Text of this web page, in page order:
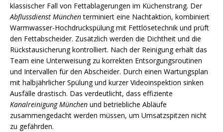
klassischer Fall von Fettablagerungen im Küchenstrang. Der
Abflussdienst Münchenterminiert eine Nachtaktion, kombiniert
Warmwasser-Hochdruckspülung mit Fettlösetechnik und prüft
den Fettabscheider. Zusätzlich werden die Dichtheit und die
Rückstausicherung kontrolliert. Nach der Reinigung erhält das
Team eine Unterweisung zu korrekten Entsorgungsroutinen
und Intervallen für den Abscheider. Durch einen Wartungsplan
mit halbjährlicher Spülung und kurzer Videoinspektion sinken
Ausfälle drastisch. Das verdeutlicht, dass effiziente
Kanalreinigung München und betriebliche Abläufe
zusammengedacht werden müssen, um Umsatzspitzen nicht
zu gefährden.